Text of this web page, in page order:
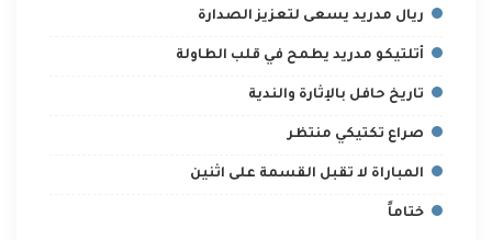
ريال مدريد يسعى لتعزيز الصدارة
أتلتيكو مدريد يطمح في قلب الطاولة
تاريخ حافل بالإثارة والندية
صراع تكتيكي منتظر
المباراة لا تقبل القسمة على اثنين
ختاماً